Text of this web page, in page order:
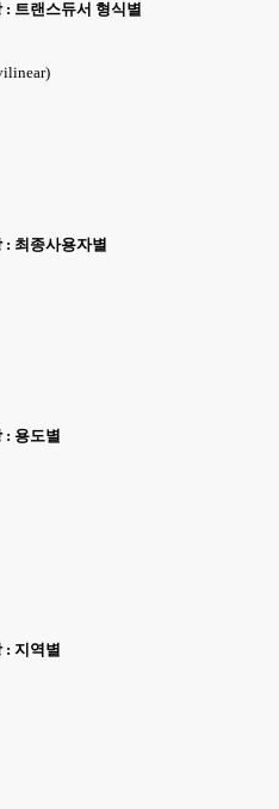
트랜스듀서 형식별
: 최종사용자별
: 용도별
: 지역별